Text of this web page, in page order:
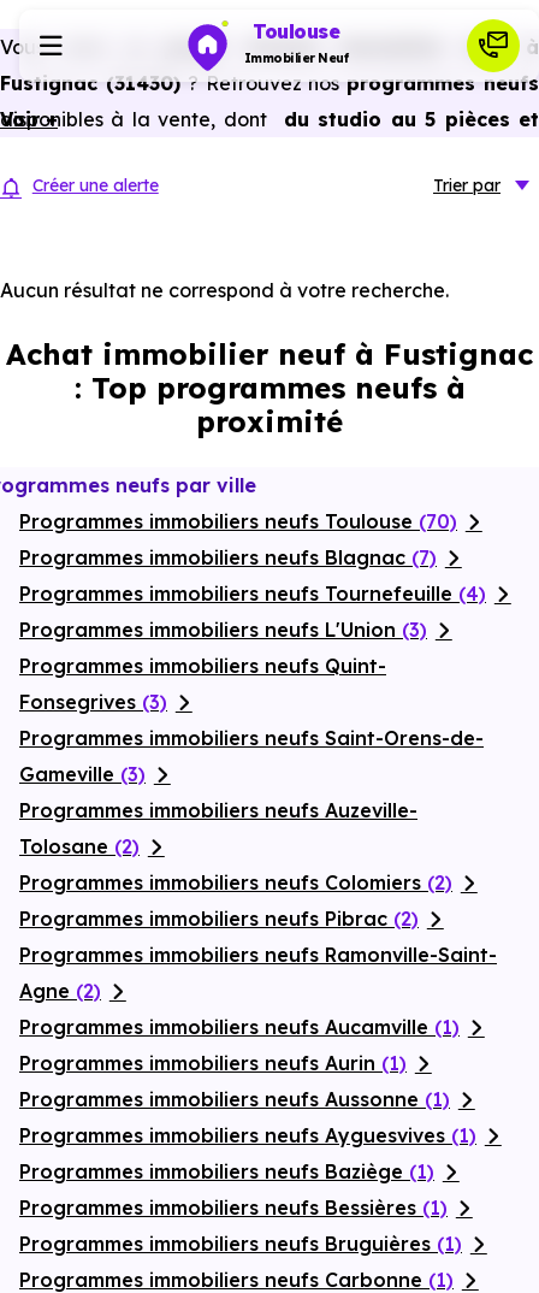
Toulouse
Immobilier Neuf
Investir
Actualités
Financer
Vous avez un
projet d’achat immobilier neuf à
Fustignac (31430)? Retrouvez nos programmes neufs
disponibles à la vente, dont
du studio au 5 pièces et
avantages du neuf :PTZ, TVA réduitedans certains cas,
énergétiques, garanties constructeur, etc.
Voir +
Créer une alerte Trier par
Aucun résultat ne correspond à votre recherche.
Achat immobilier neuf à Fustignac
: Top programmes neufs à
proximité
neufs par ville
Programmes immobiliers neufs Toulouse (70)
Programmes immobiliers neufs Blagnac (7)
Programmes immobiliers neufs Tournefeuille (4)
Programmes immobiliers neufs L'Union (3)
Programmes immobiliers neufs Quint-
Fonsegrives (3)
Programmes immobiliers neufs Saint-Orens-de-
Gameville (3)
Programmes immobiliers neufs Auzeville-
Tolosane (2)
Programmes immobiliers neufs Colomiers (2)
Programmes immobiliers neufs Pibrac (2)
Programmes immobiliers neufs Ramonville-Saint-
Agne (2)
Programmes immobiliers neufs Aucamville (1)
Programmes immobiliers neufs Aurin (1)
Programmes immobiliers neufs Aussonne (1)
Programmes immobiliers neufs Ayguesvives (1)
Programmes immobiliers neufs Baziège (1)
Programmes immobiliers neufs Bessières (1)
Programmes immobiliers neufs Bruguières (1)
Programmes immobiliers neufs Carbonne (1)